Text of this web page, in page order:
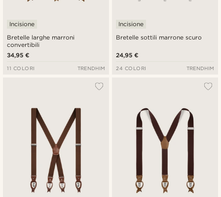
Bretelle larghe marroni
convertibili
Incisione
34,95 €
11 COLORI TRENDHIM
Bretelle sottili marrone scuro
Incisione
24,95 €
24 COLORI TRENDHIM